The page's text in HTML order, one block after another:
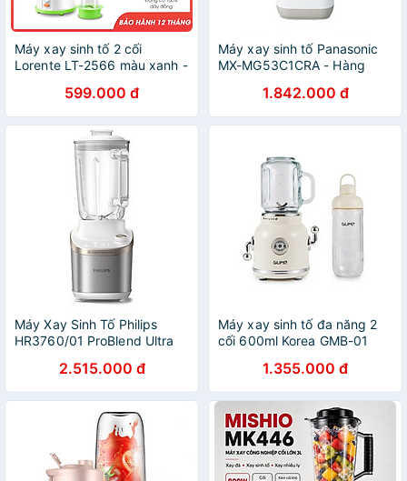
Máy xay sinh tố 2 cối
Lorente LT-2566 màu xanh -
599.000 đ
Máy xay sinh tố Panasonic
MX-MG53C1CRA - Hàng
1.842.000 đ
Máy Xay Sinh Tố Philips
HR3760/01 ProBlend Ultra
thuật số, điều khiển đơn giản
- Hàng Chính Hãng
2.515.000 đ
Máy xay sinh tố đa năng 2
cối 600ml Korea GMB-01
1.355.000 đ